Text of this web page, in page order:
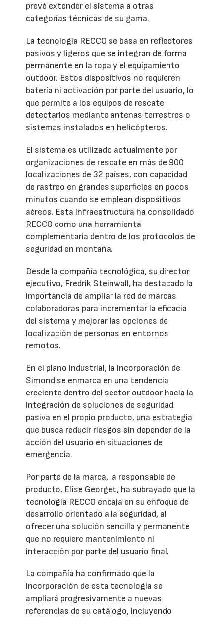
prevé extender el sistema a otras
categorías técnicas de su gama.
La tecnología RECCO se basa en reflectores
pasivos y ligeros que se integran de forma
permanente en la ropa y el equipamiento
outdoor. Estos dispositivos no requieren
batería ni activación por parte del usuario, lo
que permite a los equipos de rescate
detectarlos mediante antenas terrestres o
sistemas instalados en helicópteros.
El sistema es utilizado actualmente por
organizaciones de rescate en más de 900
localizaciones de 32 países, con capacidad
de rastreo en grandes superficies en pocos
minutos cuando se emplean dispositivos
aéreos. Esta infraestructura ha consolidado
RECCO como una herramienta
complementaria dentro de los protocolos de
seguridad en montaña.
Desde la compañía tecnológica, su director
ejecutivo, Fredrik Steinwall, ha destacado la
importancia de ampliar la red de marcas
colaboradoras para incrementar la eficacia
del sistema y mejorar las opciones de
localización de personas en entornos
remotos.
En el plano industrial, la incorporación de
Simond se enmarca en una tendencia
creciente dentro del sector outdoor hacia la
integración de soluciones de seguridad
pasiva en el propio producto, una estrategia
que busca reducir riesgos sin depender de la
acción del usuario en situaciones de
emergencia.
Por parte de la marca, la responsable de
producto, Elise Georget, ha subrayado que la
tecnología RECCO encaja en su enfoque de
desarrollo orientado a la seguridad, al
ofrecer una solución sencilla y permanente
que no requiere mantenimiento ni
interacción por parte del usuario final.
La compañía ha confirmado que la
incorporación de esta tecnología se
ampliará progresivamente a nuevas
referencias de su catálogo, incluyendo